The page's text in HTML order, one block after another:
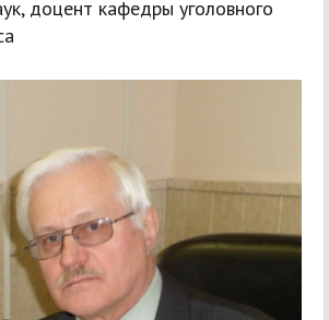
доцент кафедры уголовного